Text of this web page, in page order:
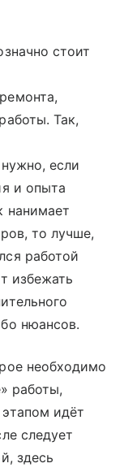
стоит
Так,
если
и опыта
нанимает
то лучше,
работой
избежать
нюансов.
необходимо
работы,
идёт
следует
здесь